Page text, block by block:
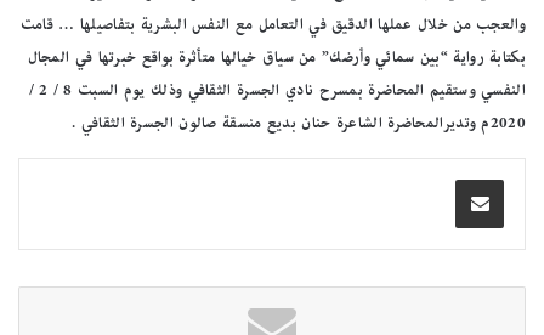
والعجب من خلال عملها الدقيق في التعامل مع النفس البشرية بتفاصيلها … قامت
بكتابة رواية “بين سمائي وأرضك” من سياق خيالها متأثرة بواقع خبرتها في المجال
النفسي وستقيم المحاضرة بمسرح نادي الجسرة الثقافي وذلك يوم السبت 8 / 2 /
2020م وتدير
المحاضرة الشاعرة حنان بديع منسقة صالون الجسرة الثقافي .